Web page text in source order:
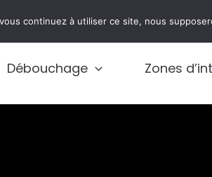
01
Débouchage Zones
continuez à utiliser ce site, nous